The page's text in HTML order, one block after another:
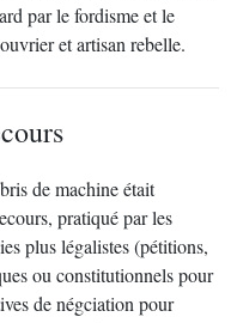
par le fordisme et le
et artisan rebelle.
de machine était
pratiqué par les
plus légalistes (pétitions,
ou constitutionnels pour
de négciation pour